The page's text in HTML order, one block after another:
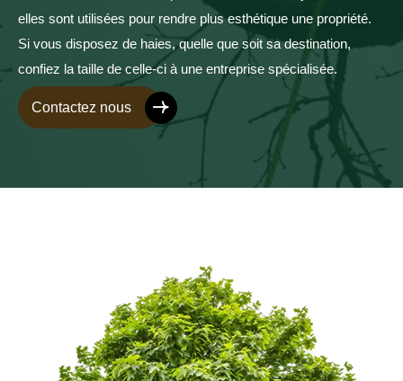
elles sont utilisées pour rendre plus esthétique une propriété.
Si vous disposez de haies, quelle que soit sa destination,
confiez la taille de celle-ci à une entreprise spécialisée.
Contactez nous